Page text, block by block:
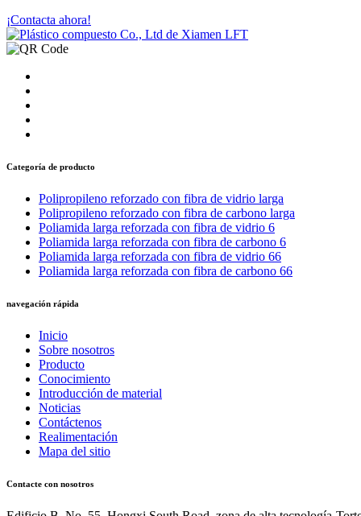
¡Contacta ahora!
Categoría de producto
Polipropileno reforzado con fibra de vidrio larga
Polipropileno reforzado con fibra de carbono larga
Poliamida larga reforzada con fibra de vidrio 6
Poliamida larga reforzada con fibra de carbono 6
Poliamida larga reforzada con fibra de vidrio 66
Poliamida larga reforzada con fibra de carbono 66
navegación rápida
Inicio
Sobre nosotros
Producto
Conocimiento
Introducción de material
Noticias
Contáctenos
Realimentación
Mapa del sitio
Contacte con nosotros